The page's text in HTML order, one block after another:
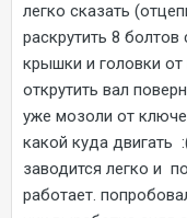
легко сказать
раскрутить 8
крышки и головки
открутить вал
уже мозоли от
какой куда двигать
заводится легко и
работает.